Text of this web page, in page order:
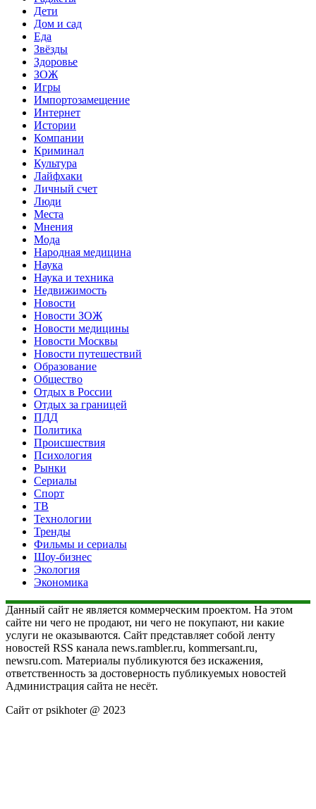
Дети
Дом и сад
Еда
Звёзды
Здоровье
ЗОЖ
Игры
Импортозамещение
Интернет
Истории
Компании
Криминал
Культура
Лайфхаки
Личный счет
Люди
Места
Мнения
Мода
Народная медицина
Наука
Наука и техника
Недвижимость
Новости
Новости ЗОЖ
Новости медицины
Новости Москвы
Новости путешествий
Образование
Общество
Отдых в России
Отдых за границей
ПДД
Политика
Происшествия
Психология
Рынки
Сериалы
Спорт
ТВ
Технологии
Тренды
Фильмы и сериалы
Шоу-бизнес
Экология
Экономика
Данный сайт не является коммерческим проектом. На этом
сайте ни чего не продают, ни чего не покупают, ни какие
услуги не оказываются. Сайт представляет собой ленту
новостей RSS канала news.rambler.ru, kommersant.ru,
newsru.com. Материалы публикуются без искажения,
ответственность за достоверность публикуемых новостей
Администрация сайта не несёт.
Сайт от psikhoter @ 2023